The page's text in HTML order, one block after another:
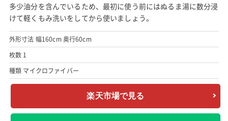
多少油分を含んでいるため、最初に使う前にはぬるま湯に数分浸
けて軽くもみ洗いをしてから使いましょう。
外形寸法 幅160cm 奥行60cm
枚数 1
種類 マイクロファイバー
楽天市場で見る